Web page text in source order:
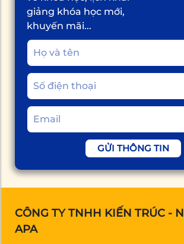
giảng khóa học mới,
khuyến mãi...
GỬI THÔNG TIN
CÔNG TY TNHH KIẾN TRÚC -
APA